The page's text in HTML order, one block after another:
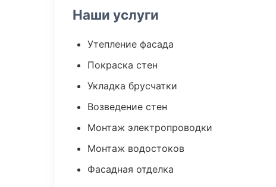
Наши услуги
Утепление фасада
Покраска стен
Укладка брусчатки
Возведение стен
Монтаж электропроводки
Монтаж водостоков
Фасадная отделка